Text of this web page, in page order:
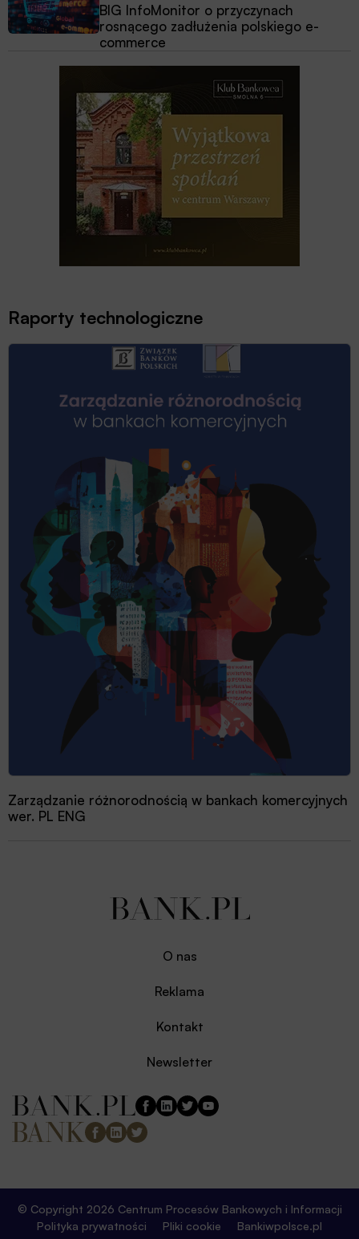
BIG InfoMonitor o przyczynach
rosnącego zadłużenia polskiego e-
commerce
Raporty technologiczne
Zarządzanie różnorodnością w bankach komercyjnych
wer. PL ENG
O nas
Reklama
Kontakt
Newsletter
© Copyright 2026 Centrum Procesów Bankowych i Informacji
Polityka prywatności
Pliki cookie Bankiwpolsce.pl